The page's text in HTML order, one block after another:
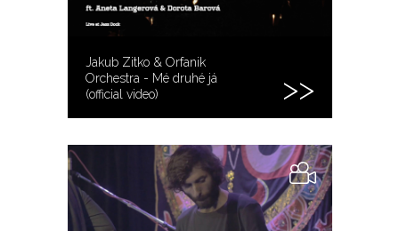
Jakub Zitko & Orfanik
Orchestra - Mé druhé já
(official video)